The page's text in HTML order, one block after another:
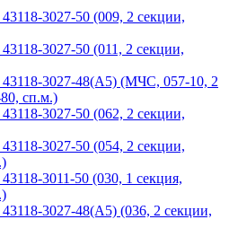
3027-50 (009, 2 секции,
3027-50 (011, 2 секции,
3027-48(A5) (МЧС, 057-10, 2
сп.м.)
3027-50 (062, 2 секции,
3027-50 (054, 2 секции,
3011-50 (030, 1 секция,
3027-48(A5) (036, 2 секции,